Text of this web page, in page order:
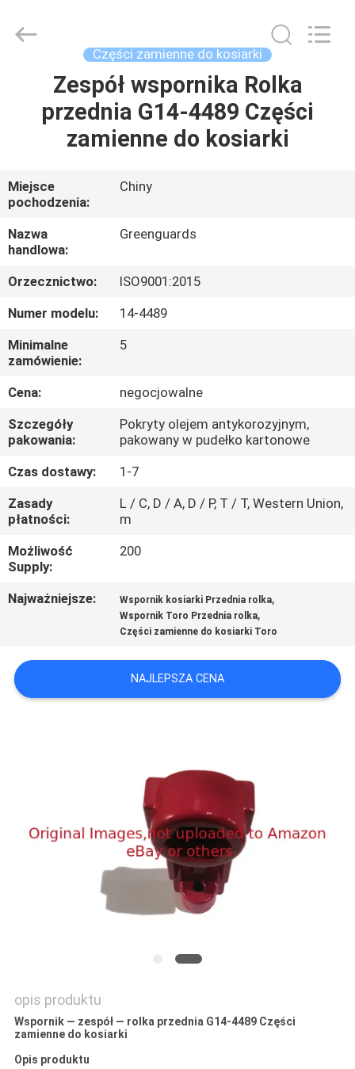
PRODUKTY
O
NAS
WYCIECZKA
PO
FABRYCE
KONTROLA
JAKOŚCI
SKONTAKTUJ
SIĘ
Z
NAMI
AKTUALNOŚCI
O
WYCENĘ
Trading
Części zamienne do kosiarki
Zespół wspornika Rolka
przednia G14-4489 Części
zamienne do kosiarki
Miejsce
pochodzenia:
Chiny
Nazwa
handlowa:
Greenguards
Orzecznictwo:
ISO9001:2015
Numer modelu:
14-4489
Minimalne
zamówienie:
5
Cena:
negocjowalne
Szczegóły
pakowania:
Pokryty olejem antykorozyjnym,
pakowany w pudełko kartonowe
Czas dostawy:
1-7
Zasady
płatności:
L / C, D / A, D / P, T / T, Western Union,
m
Możliwość
Supply:
200
Najważniejsze: Wspornik kosiarki Przednia rolka,
Wspornik Toro Przednia rolka,
Części zamienne do kosiarki Toro
NAJLEPSZA CENA
opis produktu
Wspornik — zespół — rolka przednia G14-4489 Części
zamienne do kosiarki
Opis produktu